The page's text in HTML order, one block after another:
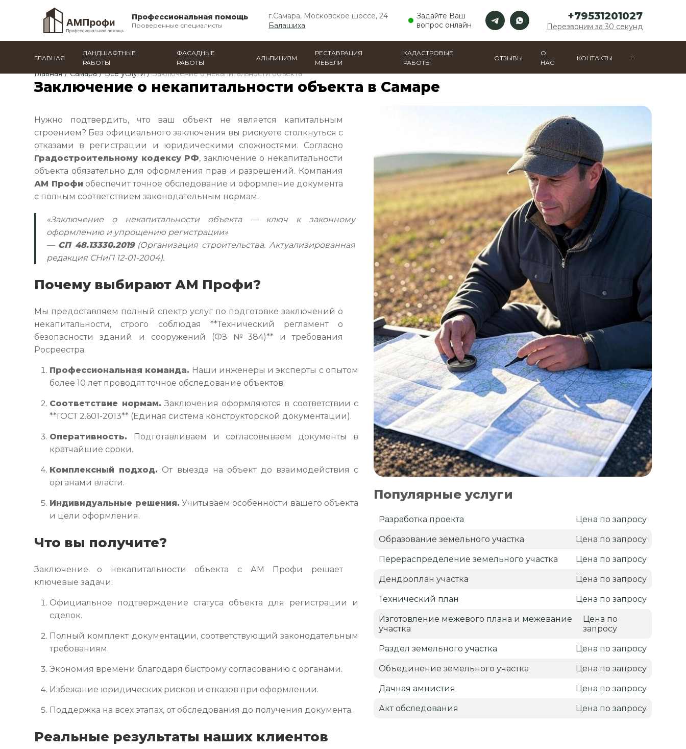
Профессиональная помощь
Проверенные специалисты
г.Самара, Московское шоссе, 24
Балашиха
Задайте Ваш
вопрос онлайн
+79531201027
Перезвоним за 30 секунд
ГЛАВНАЯ
ЛАНДШАФТНЫЕ
РАБОТЫ
ФАСАДНЫЕ
РАБОТЫ
АЛЬПИНИЗМ
РЕСТАВРАЦИЯ
МЕБЕЛИ
КАДАСТРОВЫЕ
РАБОТЫ
ОТЗЫВЫ
О
НАС
КОНТАКТЫ ≡
Главная / Самара / Все услуги / Заключение о некапитальности объекта
Заключение о некапитальности объекта в Самаре
Нужно подтвердить, что ваш объект не является капитальным
строением? Без официального заключения вы рискуете столкнуться с
отказами в регистрации и юридическими сложностями. Согласно
Градостроительному кодексу РФ, заключение о некапитальности
объекта обязательно для оформления прав и разрешений. Компания
АМ Профи обеспечит точное обследование и оформление документа
с полным соответствием законодательным нормам.
«Заключение о некапитальности объекта — ключ к законному
оформлению и упрощению регистрации»
— СП 48.13330.2019(Организация строительства. Актуализированная
редакция СНиП 12-01-2004).
Почему выбирают АМ Профи?
Мы предоставляем полный спектр услуг по подготовке заключений о
некапитальности, строго соблюдая **Технический регламент о
безопасности зданий и сооружений (ФЗ №384)** и требования
Росреестра.
Профессиональная команда. Наши инженеры и эксперты с опытом
более 10 лет проводят точное обследование объектов.
Соответствие нормам. Заключения оформляются в соответствии с
**ГОСТ 2.601-2013** (Единая система конструкторской документации).
Оперативность. Подготавливаем и согласовываем документы в
кратчайшие сроки.
Комплексный подход. От выезда на объект до взаимодействия с
органами власти.
Индивидуальные решения. Учитываем особенности вашего объекта
и цели оформления.
Что вы получите?
Заключение о некапитальности объекта с АМ Профи решает
ключевые задачи:
Официальное подтверждение статуса объекта для регистрации и
сделок.
Полный комплект документации, соответствующий законодательным
требованиям.
Экономия времени благодаря быстрому согласованию с органами.
Избежание юридических рисков и отказов при оформлении.
Поддержка на всех этапах, от обследования до получения документа.
Реальные результаты наших клиентов
Популярные услуги
Разработка проекта Цена по запросу
Образование земельного участка Цена по запросу
Перераспределение земельного участка Цена по запросу
Дендроплан участка Цена по запросу
Технический план Цена по запросу
Изготовление межевого плана и межевание
участка
Цена по
запросу
Раздел земельного участка Цена по запросу
Объединение земельного участка Цена по запросу
Дачная амнистия Цена по запросу
Акт обследования Цена по запросу